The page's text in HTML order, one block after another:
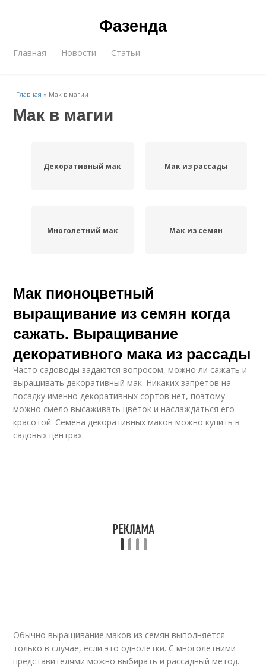
Фазенда
Главная Новости Статьи
Главная » Мак в магии
Мак в магии
Декоративный мак Мак из рассады
Многолетний мак Мак из семян
Мак пионоцветный
выращивание из семян когда
сажать. Выращивание
декоративного мака из рассады
Часто садоводы задаются вопросом, можно ли сажать и
выращивать декоративный мак. Никаких запретов на
посадку именно декоративных сортов нет, поэтому
можно смело высаживать цветок и наслаждаться его
красотой. Семена декоративных маков можно купить в
садовых центрах.
Обычно выращивание маков из семян выполняется
только в случае, если это однолетки. С многолетними
представителями можно выбирать и рассадный метод.